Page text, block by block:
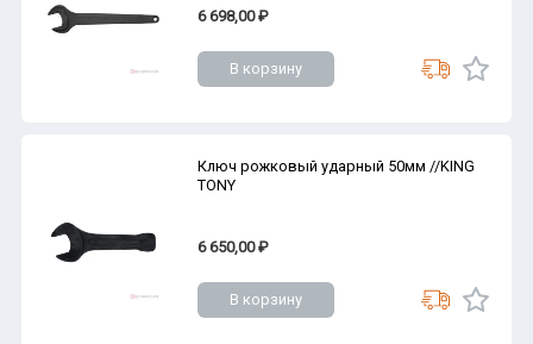
6 698,00 ₽
В корзину
Ключ рожковый ударный 50мм //KING
TONY
6 650,00 ₽
В корзину